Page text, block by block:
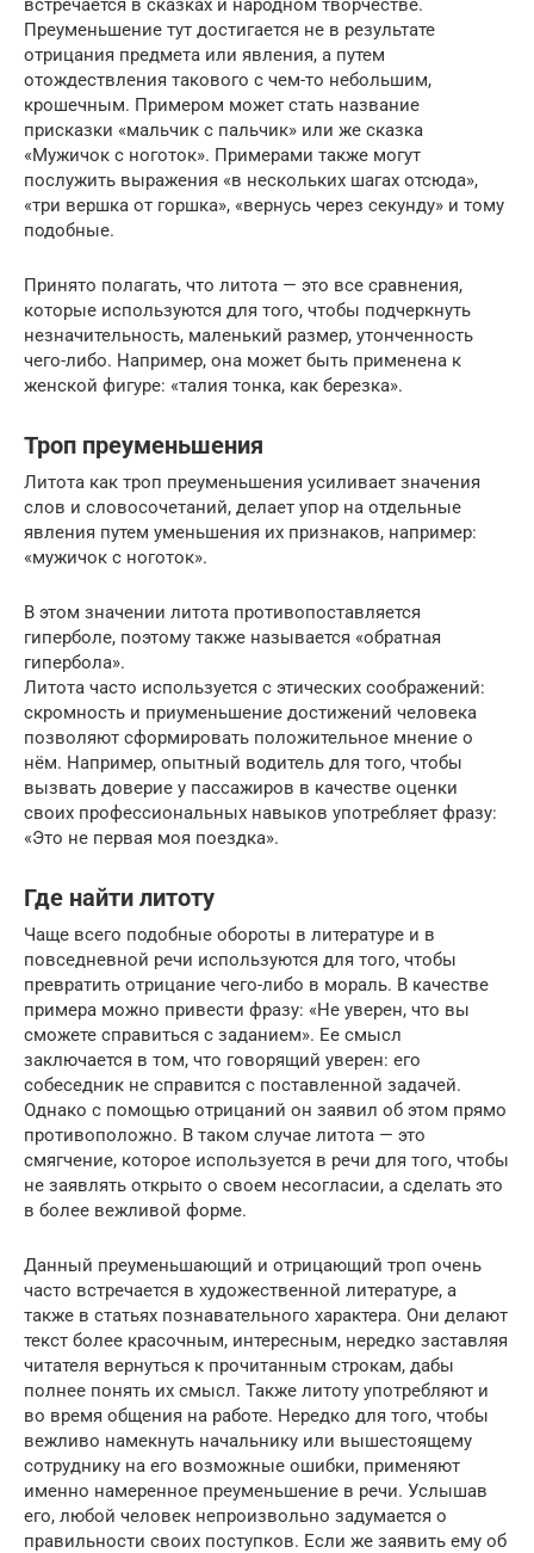
встречается в сказках и народном творчестве.
Преуменьшение тут достигается не в результате
отрицания предмета или явления, а путем
отождествления такового с чем-то небольшим,
крошечным. Примером может стать название
присказки «мальчик с пальчик» или же сказка
«Мужичок с ноготок». Примерами также могут
послужить выражения «в нескольких шагах отсюда»,
«три вершка от горшка», «вернусь через секунду» и тому
подобные.
Принято полагать, что литота — это все сравнения,
которые используются для того, чтобы подчеркнуть
незначительность, маленький размер, утонченность
чего-либо. Например, она может быть применена к
женской фигуре: «талия тонка, как березка».
Троп преуменьшения
Литота как троп преуменьшения усиливает значения
слов и словосочетаний, делает упор на отдельные
явления путем уменьшения их признаков, например:
«мужичок с ноготок».
В этом значении литота противопоставляется
гиперболе, поэтому также называется «обратная
гипербола».
Литота часто используется с этических соображений:
скромность и приуменьшение достижений человека
позволяют сформировать положительное мнение о
нём. Например, опытный водитель для того, чтобы
вызвать доверие у пассажиров в качестве оценки
своих профессиональных навыков употребляет фразу:
«Это не первая моя поездка».
Где найти литоту
Чаще всего подобные обороты в литературе и в
повседневной речи используются для того, чтобы
превратить отрицание чего-либо в мораль. В качестве
примера можно привести фразу: «Не уверен, что вы
сможете справиться с заданием». Ее смысл
заключается в том, что говорящий уверен: его
собеседник не справится с поставленной задачей.
Однако с помощью отрицаний он заявил об этом прямо
противоположно. В таком случае литота — это
смягчение, которое используется в речи для того, чтобы
не заявлять открыто о своем несогласии, а сделать это
в более вежливой форме.
Данный преуменьшающий и отрицающий троп очень
часто встречается в художественной литературе, а
также в статьях познавательного характера. Они делают
текст более красочным, интересным, нередко заставляя
читателя вернуться к прочитанным строкам, дабы
полнее понять их смысл. Также литоту употребляют и
во время общения на работе. Нередко для того, чтобы
вежливо намекнуть начальнику или вышестоящему
сотруднику на его возможные ошибки, применяют
именно намеренное преуменьшение в речи. Услышав
его, любой человек непроизвольно задумается о
правильности своих поступков. Если же заявить ему об